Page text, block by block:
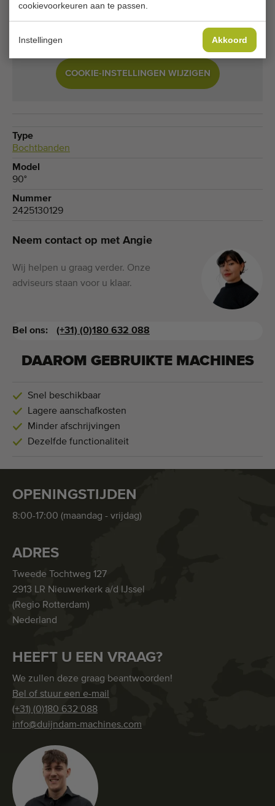
cookievoorkeuren aan te passen.
Instellingen Akkoord
Je huidige cookie-instellingen blokkeren dit
onderdeel. Pas je cookie-instellingen aan om
toegang te krijgen tot dit onderdeel.
COOKIE-INSTELLINGEN WIJZIGEN
Type
Bochtbanden
Model
90°
Nummer
2425130129
Neem contact op met Angie
Wij helpen u graag verder. Onze
adviseurs staan voor u klaar.
Bel ons: (+31) (0)180 632 088
DAAROM GEBRUIKTE MACHINES
Snel beschikbaar
Lagere aanschafkosten
Minder afschrijvingen
Dezelfde functionaliteit
OPENINGSTIJDEN
8:00-17:00 (maandag - vrijdag)
ADRES
Tweede Tochtweg 127
2913 LR Nieuwerkerk a/d IJssel
(Regio Rotterdam)
Nederland
HEEFT U EEN VRAAG?
We zullen deze graag beantwoorden!
Bel of stuur een e-mail
(+31) (0)180 632 088
info@duijndam-machines.com